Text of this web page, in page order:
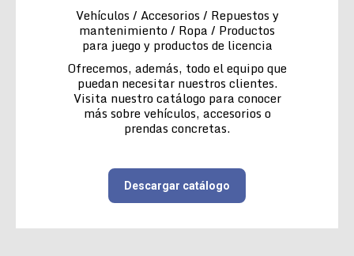
Vehículos / Accesorios / Repuestos y
mantenimiento / Ropa / Productos
para juego y productos de licencia
Ofrecemos, además, todo el equipo que
puedan necesitar nuestros clientes.
Visita nuestro catálogo para conocer
más sobre vehículos, accesorios o
prendas concretas.
Descargar catálogo